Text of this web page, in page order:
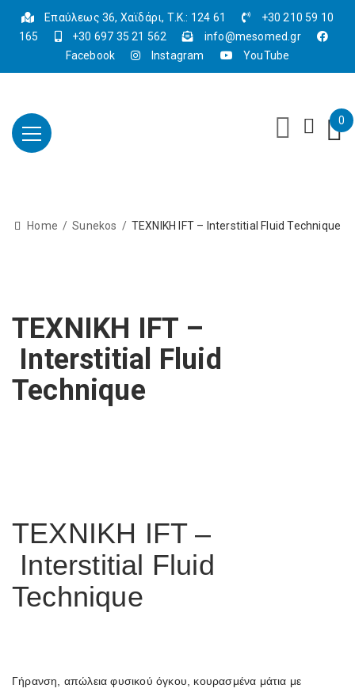
Επαύλεως 36, Χαϊδάρι, Τ.Κ.: 124 61
+30 210 59 10
165
+30 697 35 21 562
info@mesomed.gr
Facebook
Instagram YouTube
0
Home Sunekos ΤΕΧΝΙΚΗ IFT – Interstitial Fluid Technique
ΤΕΧΝΙΚΗ IFT –
Interstitial Fluid
Technique
ΤΕΧΝΙΚΗ IFT –
Interstitial Fluid
Technique
Γήρανση, απώλεια φυσικού όγκου, κουρασμένα μάτια με